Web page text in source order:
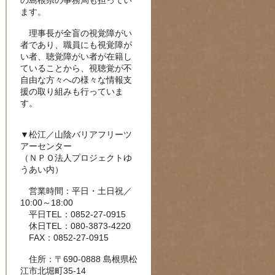
ます。
理事長が全盲の視覚障がい
者であり、職員にも視覚障が
い者、聴覚障がい者が在籍し
ていることから、視聴覚が不
自由な方々への様々な情報支
援の取り組みも行っていま
す。
▼松江／山陰バリアフリーツ
アーセンター
（ＮＰＯ法人プロジェクトゆ
うあい内）
営業時間：平日・土日祝／
10:00～18:00
平日TEL：0852-27-0915
休日TEL：080-3873-4220
FAX：0852-27-0915
住所：〒690-0888 島根県松
江市北堀町35-14